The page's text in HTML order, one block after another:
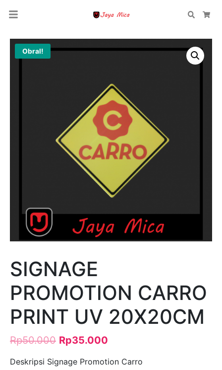
Search
Obral!
SIGNAGE
PROMOTION CARRO
PRINT UV 20X20CM
Rp50.000 Rp35.000
Deskripsi Signage Promotion Carro